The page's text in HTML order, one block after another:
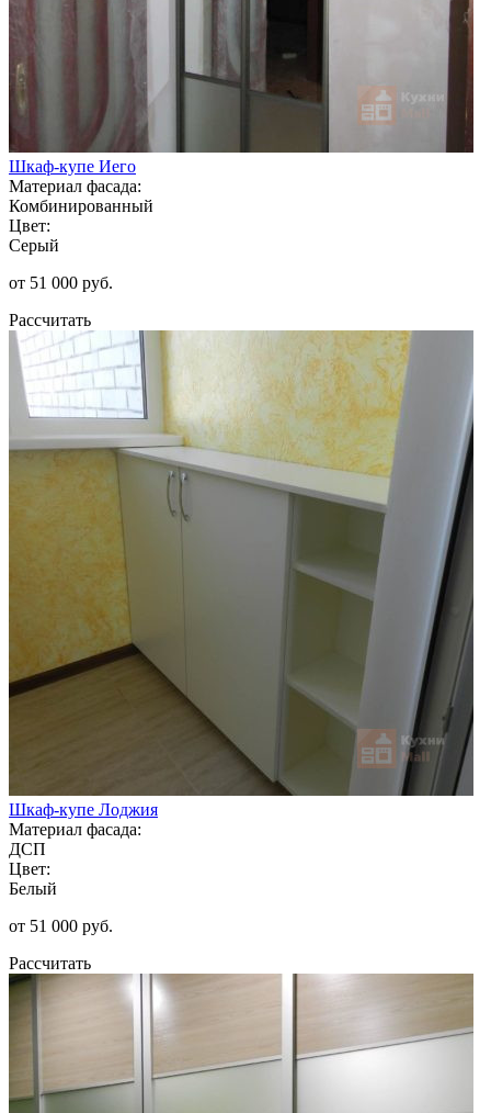
Шкаф-купе Иего
Материал фасада:
Комбинированный
Цвет:
Серый
от 51 000 руб.
Рассчитать
Шкаф-купе Лоджия
Материал фасада:
ДСП
Цвет:
Белый
от 51 000 руб.
Рассчитать